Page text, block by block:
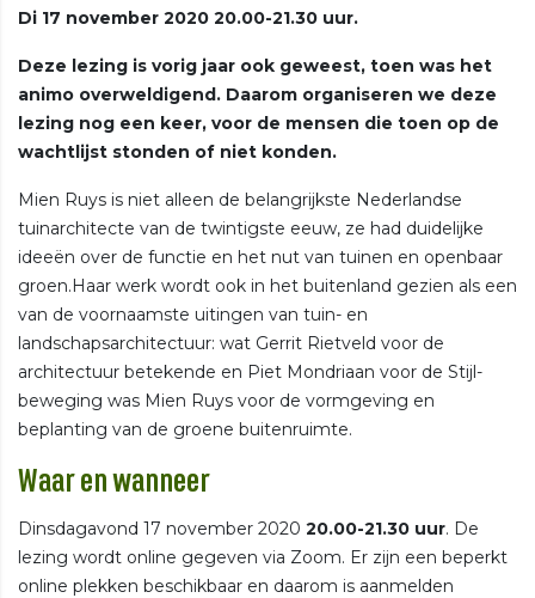
Di 17 november 2020 20.00-21.30 uur.
Deze lezing is vorig jaar ook geweest, toen was het
animo overweldigend. Daarom organiseren we deze
lezing nog een keer, voor de mensen die toen op de
wachtlijst stonden of niet konden.
Mien Ruys is niet alleen de belangrijkste Nederlandse
tuinarchitecte van de twintigste eeuw, ze had duidelijke
ideeën over de functie en het nut van tuinen en openbaar
groen.Haar werk wordt ook in het buitenland gezien als een
van de voornaamste uitingen van tuin- en
landschapsarchitectuur: wat Gerrit Rietveld voor de
architectuur betekende en Piet Mondriaan voor de Stijl-
beweging was Mien Ruys voor de vormgeving en
beplanting van de groene buitenruimte.
Waar en wanneer
Dinsdagavond 17 november 2020 20.00-21.30 uur. De
lezing wordt online gegeven via Zoom. Er zijn een beperkt
online plekken beschikbaar en daarom is aanmelden